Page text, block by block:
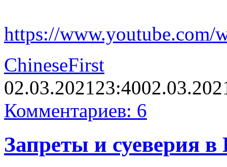
https://www.youtube.com/
ChineseFirst
02.03.202123:40
Комментариев: 6
Запреты и суеверия в